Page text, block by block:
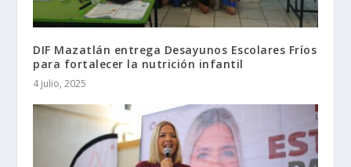
DIF Mazatlán entrega Desayunos Escolares Fríos
para fortalecer la nutrición infantil
4 julio, 2025